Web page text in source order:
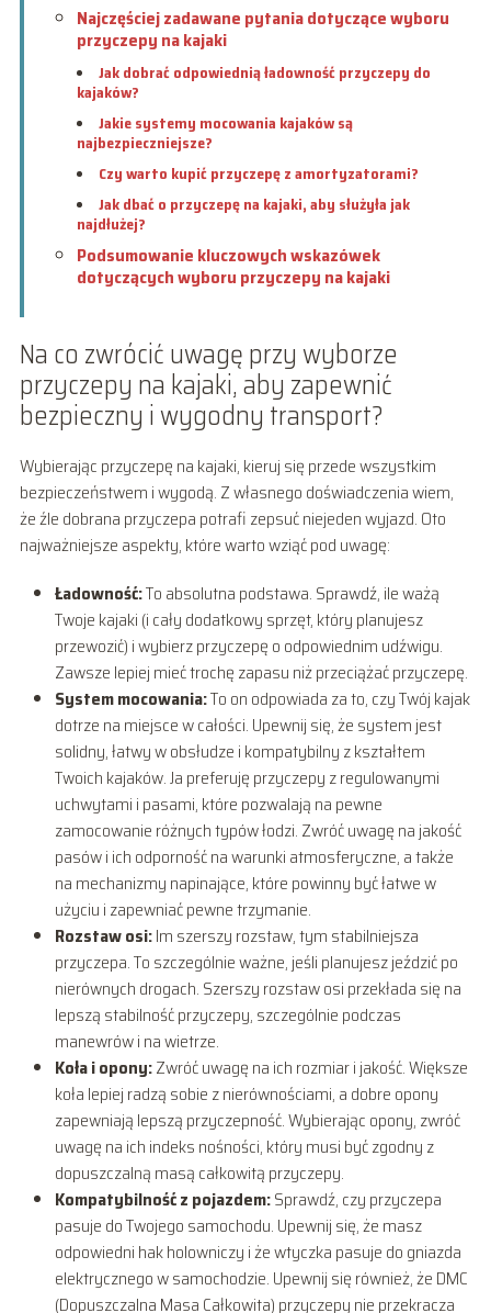
Najczęściej zadawane pytania dotyczące wyboru
przyczepy na kajaki
Jak dobrać odpowiednią ładowność przyczepy do
kajaków?
Jakie systemy mocowania kajaków są
najbezpieczniejsze?
Czy warto kupić przyczepę z amortyzatorami?
Jak dbać o przyczepę na kajaki, aby służyła jak
najdłużej?
Podsumowanie kluczowych wskazówek
dotyczących wyboru przyczepy na kajaki
Na co zwrócić uwagę przy wyborze
przyczepy na kajaki, aby zapewnić
bezpieczny i wygodny transport?
Wybierając przyczepę na kajaki, kieruj się przede wszystkim
bezpieczeństwem i wygodą. Z własnego doświadczenia wiem,
że źle dobrana przyczepa potrafi zepsuć niejeden wyjazd. Oto
najważniejsze aspekty, które warto wziąć pod uwagę:
Ładowność:To absolutna podstawa. Sprawdź, ile ważą
Twoje kajaki (i cały dodatkowy sprzęt, który planujesz
przewozić) i wybierz przyczepę o odpowiednim udźwigu.
Zawsze lepiej mieć trochę zapasu niż przeciążać przyczepę.
System mocowania:To on odpowiada za to, czy Twój kajak
dotrze na miejsce w całości. Upewnij się, że system jest
solidny, łatwy w obsłudze i kompatybilny z kształtem
Twoich kajaków. Ja preferuję przyczepy z regulowanymi
uchwytami i pasami, które pozwalają na pewne
zamocowanie różnych typów łodzi. Zwróć uwagę na jakość
pasów i ich odporność na warunki atmosferyczne, a także
na mechanizmy napinające, które powinny być łatwe w
użyciu i zapewniać pewne trzymanie.
Rozstaw osi:Im szerszy rozstaw, tym stabilniejsza
przyczepa. To szczególnie ważne, jeśli planujesz jeździć po
nierównych drogach. Szerszy rozstaw osi przekłada się na
lepszą stabilność przyczepy, szczególnie podczas
manewrów i na wietrze.
Koła i opony:Zwróć uwagę na ich rozmiar i jakość. Większe
koła lepiej radzą sobie z nierównościami, a dobre opony
zapewniają lepszą przyczepność. Wybierając opony, zwróć
uwagę na ich indeks nośności, który musi być zgodny z
dopuszczalną masą całkowitą przyczepy.
Kompatybilność z pojazdem:Sprawdź, czy przyczepa
pasuje do Twojego samochodu. Upewnij się, że masz
odpowiedni hak holowniczy i że wtyczka pasuje do gniazda
elektrycznego w samochodzie. Upewnij się również, że DMC
(Dopuszczalna Masa Całkowita) przyczepy nie przekracza